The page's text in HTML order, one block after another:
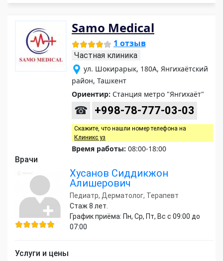
Samo Medical
1 отзыв
Частная клиника
ул. Шокирарык, 180А, Янгихаётский
район, Ташкент
Ориентир: Станция метро "Янгихаёт"
☎ +998-78-777-03-03
Скажите, что нашли номер телефона на
Клиникс уз
Время работы: 08:00-18:00
Врачи
Хусанов Сиддикжон
Алишерович
Педиатр, Дерматолог, Терапевт
Стаж 8 лет.
График приёма: Пн, Ср, Пт, Вс с 09:00 до
07:00
Услуги и цены